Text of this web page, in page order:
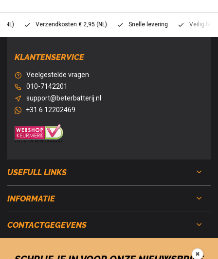
Verzendkosten € 2,95 (NL) Snelle levering Veilig betalen
KLANTENSERVICE
Veelgestelde vragen
010-7142201
support@beterbatterij.nl
+31 6 12202469
USEFULL LINKS
INFORMATIE
CONTACTGEGEVENS
✖